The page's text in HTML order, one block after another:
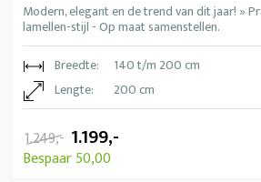
Modern, elegant en de trend van dit jaar! »
lamellen-stijl - Op maat samenstellen.
Breedte:
140 t/m 200 cm
Lengte:
200 cm
1.249,- 1.199,-
Bespaar 50,00